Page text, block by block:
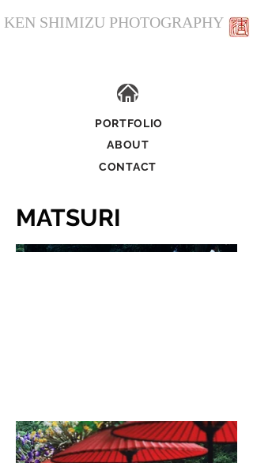
KEN SHIMIZU PHOTOGRAPHY
PORTFOLIO
ABOUT
CONTACT
MATSURI